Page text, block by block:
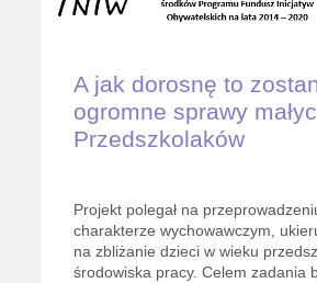
A jak dorosnę to
ogromne sprawy
Przedszkolaków
Projekt polegał na
charakterze wychowawczym,
na zbliżanie dzieci w wieku
środowiska pracy. Celem zadania